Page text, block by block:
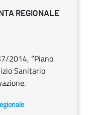
REGIONALE
2014, “Piano
Sanitario